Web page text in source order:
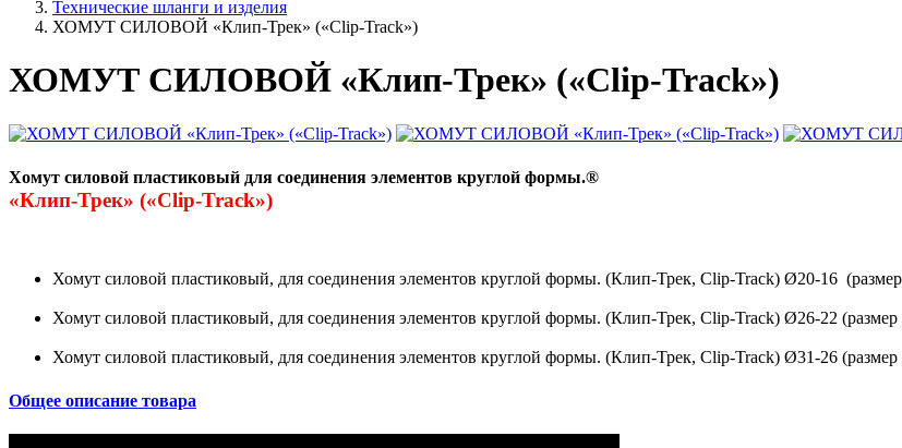
Технические шланги и изделия
ХОМУТ СИЛОВОЙ «Клип-Трек» («Clip-Track»)
ХОМУТ СИЛОВОЙ «Клип-Трек» («Clip-Track»)
Хомут силовой пластиковый для соединения элементов круглой формы.®
«Клип-Трек» («Clip-Track»)
Хомут силовой пластиковый, для соединения элементов круглой формы. (Клип-Трек, Clip-Track) Ø20-16
Хомут силовой пластиковый, для соединения элементов круглой формы. (Клип-Трек, Clip-Track) Ø26-22
Хомут силовой пластиковый, для соединения элементов круглой формы. (Клип-Трек, Clip-Track) Ø31-26
Общее описание товара